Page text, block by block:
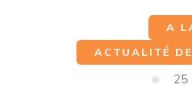
A
ACTUALITÉ
25